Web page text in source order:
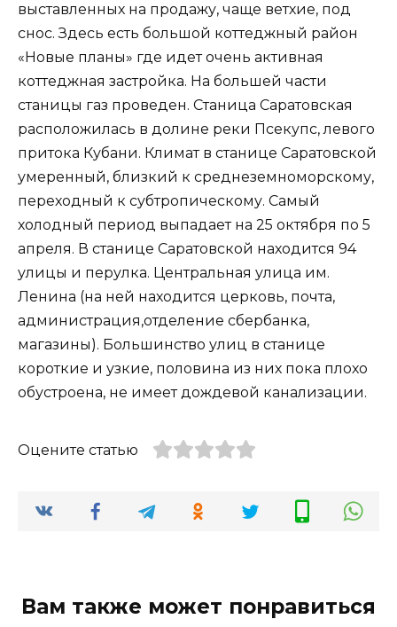
выставленных на продажу, чаще ветхие, под
снос. Здесь есть большой коттеджный район
«Новые планы» где идет очень активная
коттеджная застройка. На большей части
станицы газ проведен. Станица Саратовская
расположилась в долине реки Псекупс, левого
притока Кубани. Климат в станице Саратовской
умеренный, близкий к среднеземноморскому,
переходный к субтропическому. Самый
холодный период выпадает на 25 октября по 5
апреля. В станице Саратовской находится 94
улицы и перулка. Центральная улица им.
Ленина (на ней находится церковь, почта,
администрация,отделение сбербанка,
магазины). Большинство улиц в станице
короткие и узкие, половина из них пока плохо
обустроена, не имеет дождевой канализации.
Оцените статью
Вам также может понравиться